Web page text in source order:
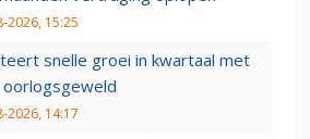
2026, 15:25
snelle groei in kwartaal met
2026, 14:17